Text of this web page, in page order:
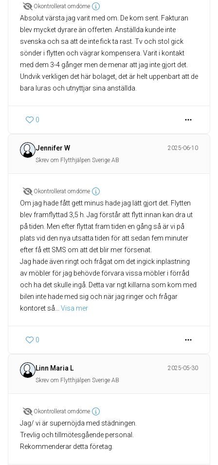
Okontrollerat omdöme
Absolut värsta jag varit med om. De kom sent. Fakturan
blev mycket dyrare än offerten. Anställda kunde inte
svenska och sa att de inte fick ta rast. Tv och stol gick
sönder i flytten och vägrar kompensera. Varit i kontakt
med dem 3-4 gånger men de menar att jag inte gjort det.
Undvik verkligen det här bolaget, det är helt uppenbart att de
bara luras och utnyttjar sina anställda.
0
Jennifer W
2025-06-10
Skrev om Flytthjälpen Sverige AB
Okontrollerat omdöme
Om jag hade fått gett minus hade jag lätt gjort det. Flytten
blev framflyttad 3,5 h. Jag förstår att flytt innan kan dra ut
på tiden. Men efter flyttat fram tiden en gång så är vi på
plats vid den nya utsatta tiden för att sedan fem minuter
efter få ett SMS om att det blir mer försenat.
Jag hade även ringt och frågat om det ingick inplastning
av möbler för jag behövde förvara vissa möbler i förråd
och ha det skulle ingå. Detta var ngt killarna som kom med
bilen inte hade med sig och när jag ringer och frågar
kontoret så
Visa mer
0
Linn Maria L
2025-05-30
Skrev om Flytthjälpen Sverige AB
Okontrollerat omdöme
Jag/ vi är supernöjda med städningen.
Trevlig och tillmötesgående personal.
Rekommenderar detta företag.